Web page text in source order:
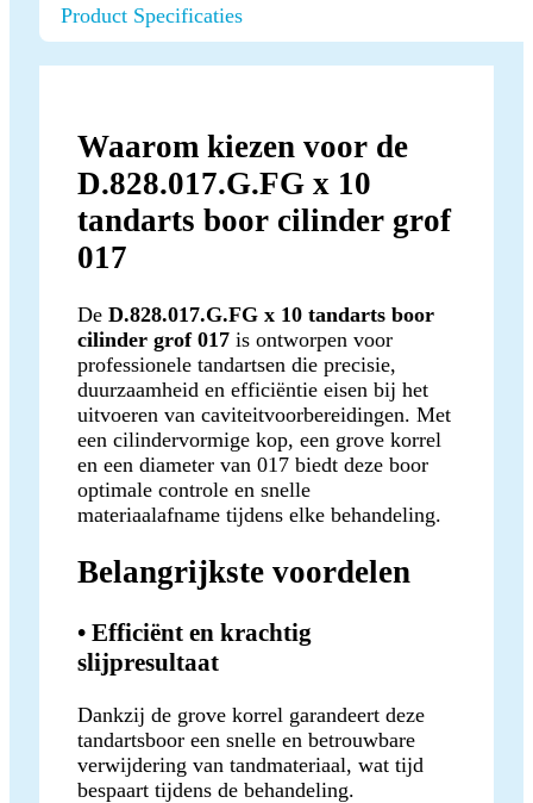
Product Specificaties
Waarom kiezen voor de
D.828.017.G.FG x 10
tandarts boor cilinder grof
017
De D.828.017.G.FG x 10 tandarts boor
cilinder grof 017 is ontworpen voor
professionele tandartsen die precisie,
duurzaamheid en efficiëntie eisen bij het
uitvoeren van caviteitvoorbereidingen. Met
een cilindervormige kop, een grove korrel
en een diameter van 017 biedt deze boor
optimale controle en snelle
materiaalafname tijdens elke behandeling.
Belangrijkste voordelen
• Efficiënt en krachtig
slijpresultaat
Dankzij de grove korrel garandeert deze
tandartsboor een snelle en betrouwbare
verwijdering van tandmateriaal, wat tijd
bespaart tijdens de behandeling.